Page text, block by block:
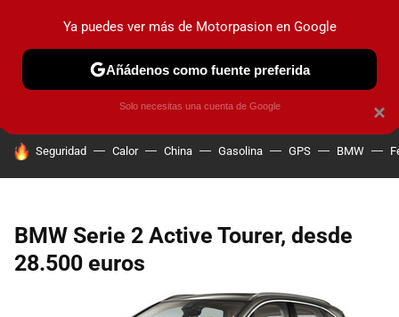
PRUEBAS COCHES ELÉCTRICOS OBSERVATORIO
HOY SE HABLA DE
Seguridad Calor China Gasolina GPS BMW
BMW Serie 2 Active Tourer, desde
28.500 euros
×
Ya puedes ver más de Motorpasion en Google
Añádenos como fuente preferida
Solo necesitas una cuenta de Google